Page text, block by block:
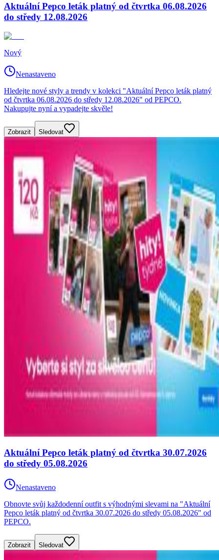
Aktuální Pepco leták platný od čtvrtka 06.08.2026
do středy 12.08.2026
Nový
Nenastaveno
Hledejte nové styly a trendy v kolekci "Aktuální Pepco leták platný
od čtvrtka 06.08.2026 do středy 12.08.2026" od PEPCO.
Nakupujte nyní a vypadejte skvěle!
Zobrazit Sledovat
Aktuální Pepco leták platný od čtvrtka 30.07.2026
do středy 05.08.2026
Nenastaveno
Obnovte svůj každodenní outfit s výhodnými slevami na "Aktuální
Pepco leták platný od čtvrtka 30.07.2026 do středy 05.08.2026" od
PEPCO.
Zobrazit Sledovat